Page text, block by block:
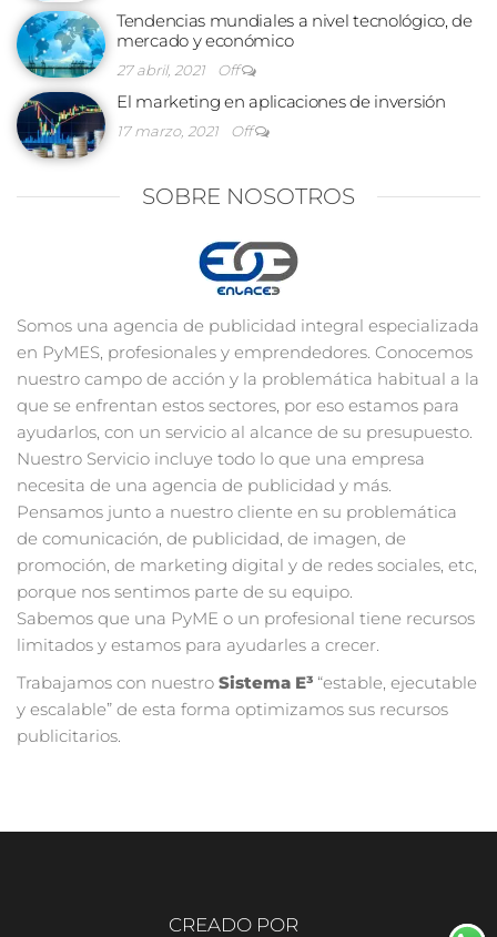
Tendencias mundiales a nivel tecnológico, de
mercado y económico
27 abril, 2021 Off
El marketing en aplicaciones de inversión
17 marzo, 2021 Off
SOBRE NOSOTROS
Somos una agencia de publicidad integral especializada
en PyMES, profesionales y emprendedores. Conocemos
nuestro campo de acción y la problemática habitual a la
que se enfrentan estos sectores, por eso estamos para
ayudarlos, con un servicio al alcance de su presupuesto.
Nuestro Servicio incluye todo lo que una empresa
necesita de una agencia de publicidad y más.
Pensamos junto a nuestro cliente en su problemática
de comunicación, de publicidad, de imagen, de
promoción, de marketing digital y de redes sociales, etc,
porque nos sentimos parte de su equipo.
Sabemos que una PyME o un profesional tiene recursos
limitados y estamos para ayudarles a crecer.
Trabajamos con nuestro Sistema E³ “estable, ejecutable
y escalable” de esta forma optimizamos sus recursos
publicitarios.
CREADO POR